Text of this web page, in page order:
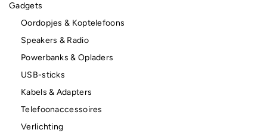
Gadgets
Oordopjes & Koptelefoons
Speakers & Radio
Powerbanks & Opladers
USB-sticks
Kabels & Adapters
Telefoonaccessoires
Verlichting